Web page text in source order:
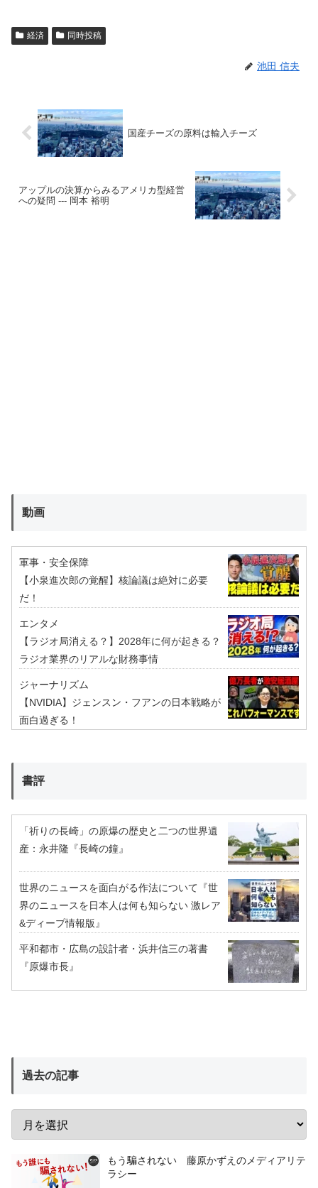
経済 同時投稿
池田 信夫
国産チーズの原料は輸入チーズ
アップルの決算からみるアメリカ型経営
への疑問 --- 岡本 裕明
動画
軍事・安全保障
【小泉進次郎の覚醒】核論議は絶対に必要
だ！
エンタメ
【ラジオ局消える？】2028年に何が起きる？
ラジオ業界のリアルな財務事情
ジャーナリズム
【NVIDIA】ジェンスン・フアンの日本戦略が
面白過ぎる！
書評
「祈りの長崎」の原爆の歴史と二つの世界遺
産：永井隆『長崎の鐘』
世界のニュースを面白がる作法について『世
界のニュースを日本人は何も知らない 激レア
&ディープ情報版』
平和都市・広島の設計者・浜井信三の著書
『原爆市長』
過去の記事
もう騙されない 藤原かずえのメディアリテ
ラシー